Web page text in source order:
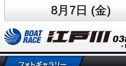
8月7日 (金)